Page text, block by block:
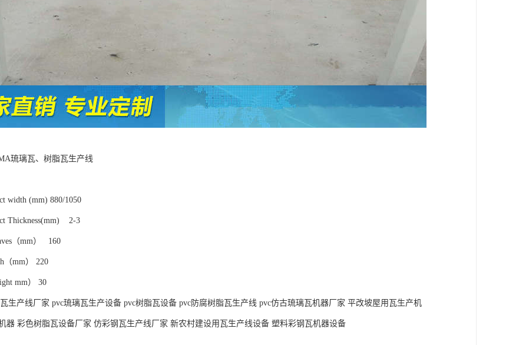
琉璃瓦、树脂瓦生产线
width (mm) 880/1050
Thickness(mm) 2-3
（mm） 160
（mm） 220
mm） 30
生产线厂家 pvc琉璃瓦生产设备 pvc树脂瓦设备 pvc防腐树脂瓦生产线 pvc仿古琉璃瓦机器厂家 平改坡屋用瓦生产机
器 彩色树脂瓦设备厂家 仿彩钢瓦生产线厂家 新农村建设用瓦生产线设备 塑料彩钢瓦机器设备